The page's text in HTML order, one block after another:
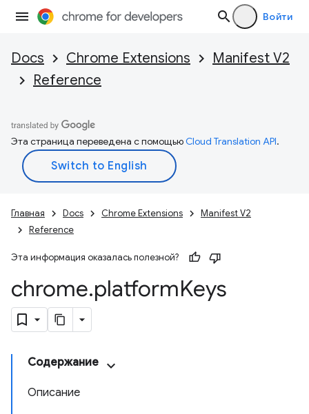
Войти
Docs Chrome Extensions
Manifest V2
Reference
Эта страница переведена с помощьюCloud Translation API.
Главная Docs Chrome Extensions
Manifest V2
Reference
Эта информация оказалась полезной?
chrome.platformKeys
Содержание
Описание